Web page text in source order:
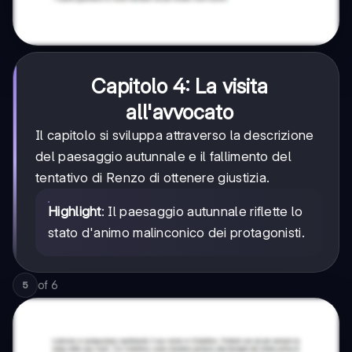
Capitolo 4: La visita
all'avvocato
Il capitolo si sviluppa attraverso la descrizione
del paesaggio autunnale e il fallimento del
tentativo di Renzo di ottenere giustizia.
Highlight: Il paesaggio autunnale riflette lo
stato d'animo malinconico dei protagonisti.
5 of 6